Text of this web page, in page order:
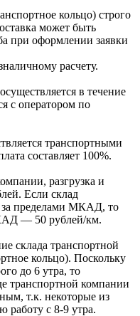
кольцо) строго
может быть
при оформлении заявки
расчету.
в течение
с оператором по
транспортными
составляет 100%.
разгрузка и
Если склад
за пределами МКАД, то
— 50 рублей/км.
склада транспортной
кольцо). Поскольку
до 6 утра, то
транспортной компании
т.к. некоторые из
работу с 8-9 утра.